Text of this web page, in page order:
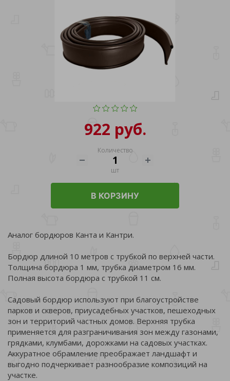
922 руб.
Количество
шт
В КОРЗИНУ
Аналог бордюров Канта и Кантри.
Бордюр длиной 10 метров с трубкой по верхней части.
Толщина бордюра 1 мм, трубка диаметром 16 мм.
Полная высота бордюра с трубкой 11 см.
Садовый бордюр используют при благоустройстве
парков и скверов, приусадебных участков, пешеходных
зон и территорий частных домов. Верхняя трубка
применяется для разграничивания зон между газонами,
грядками, клумбами, дорожками на садовых участках.
Аккуратное обрамление преображает ландшафт и
выгодно подчеркивает разнообразие композиций на
участке.